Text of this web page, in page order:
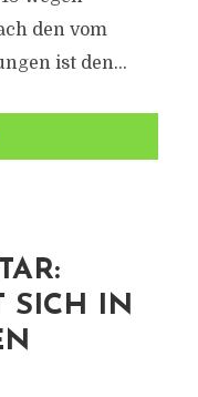
den vom
ist den...
SICH IN